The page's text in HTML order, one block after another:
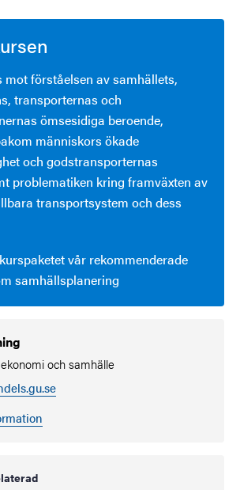
mot förståelsen av samhällets,
transporternas och
ömsesidiga beroende,
människors ökade
och godstransporternas
problematiken kring framväxten av
transportsystem och dess
vår rekommenderade
samhällsplanering
och samhälle